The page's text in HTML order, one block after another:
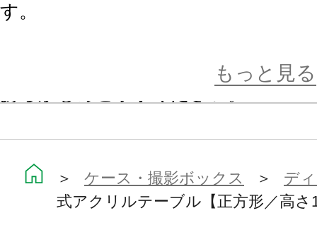
す。
※各種寸法は概数となり、多少の誤
もっと見る
＞ ケース・撮影ボックス ＞ デ
式アクリルテーブル【正方形／高さ